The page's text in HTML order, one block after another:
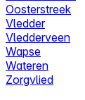
Oosterstreek
Vledder
Vledderveen
Wapse
Wateren
Zorgvlied